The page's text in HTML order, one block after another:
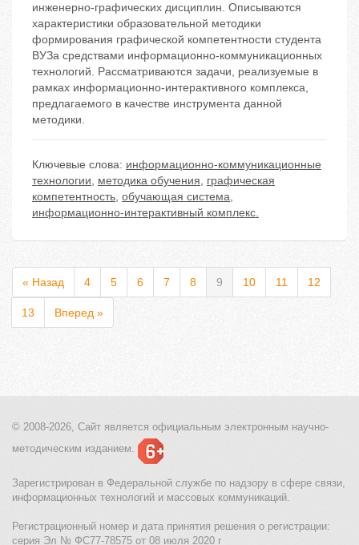
инженерно-графических дисциплин. Описываются
характеристики образовательной методики
формирования графической компетентности студента
ВУЗа средствами информационно-коммуникационных
технологий. Рассматриваются задачи, реализуемые в
рамках информационно-интерактивного комплекса,
предлагаемого в качестве инструмента данной
методики.
Ключевые слова: информационно-коммуникационные
технологии, методика обучения, графическая
компетентность, обучающая система,
информационно-интерактивный комплекс.
« Назад 4 5 6 7 8 9 10 11 12
13 Вперед »
© 2008-2026, Сайт является официальным электронным научно-
методическим изданием.
Зарегистрирован в Федеральной службе по надзору в сфере связи,
информационных технологий и массовых коммуникаций.
Регистрационный номер и дата принятия решения о регистрации:
серия Эл № ФС77-78575 от 08 июля 2020 г